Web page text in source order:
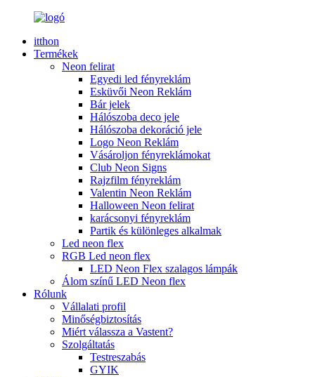
itthon
Termékek
Neon felirat
Egyedi led fényreklám
Esküvői Neon Reklám
Bár jelek
Hálószoba deco jele
Hálószoba dekoráció jele
Logo Neon Reklám
Vásároljon fényreklámokat
Club Neon Signs
Rajzfilm fényreklám
Valentin Neon Reklám
Halloween Neon felirat
karácsonyi fényreklám
Partik és különleges alkalmak
Led neon flex
RGB Led neon flex
LED Neon Flex szalagos lámpák
Álom színű LED Neon flex
Rólunk
Vállalati profil
Minőségbiztosítás
Miért válassza a Vastent?
Szolgáltatás
Testreszabás
GYIK